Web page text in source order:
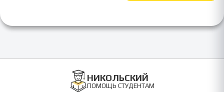
НИКОЛЬСКИЙ
ПОМОЩЬ СТУДЕНТАМ